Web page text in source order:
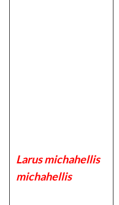
Larus michahellis
michahellis